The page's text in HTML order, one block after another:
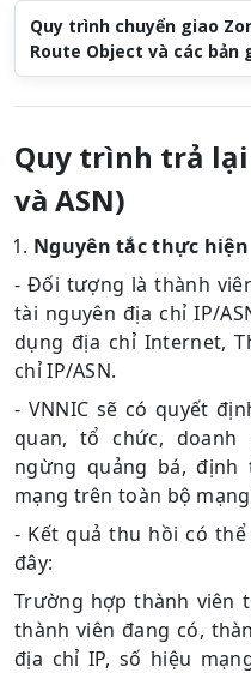
Quy trình chuyển giao
Route Object và các bản
Quy trình trả lại
và ASN)
Nguyên tắc thực hiện
- Đối tượng là thành
tài nguyên địa chỉ IP/
dụng địa chỉ Internet,
chỉ IP/ASN.
- VNNIC sẽ có quyết
quan, tổ chức,
ngừng quảng bá, định
mạng trên toàn bộ
- Kết quả thu hồi có
đây:
Trường hợp thành viên
thành viên đang có,
địa chỉ IP, số hiệu